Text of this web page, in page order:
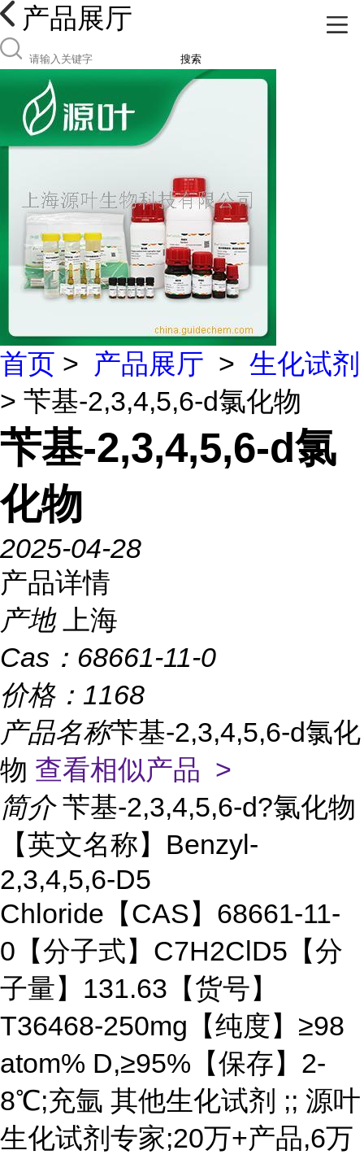
产品展厅
搜索
首页 > 产品展厅 > 生化试剂
> 苄基-2,3,4,5,6-d氯化物
苄基-2,3,4,5,6-d氯
化物
2025-04-28
产品详情
产地
上海
Cas： 68661-11-0
价格： 1168
产品名称苄基-2,3,4,5,6-d氯化
物 查看相似产品 >
简介 苄基-2,3,4,5,6-d?氯化物
【英文名称】Benzyl-
2,3,4,5,6-D5
Chloride【CAS】68661-11-
0【分子式】C7H2ClD5【分
子量】131.63【货号】
T36468-250mg【纯度】≥98
atom% D,≥95%【保存】2-
8℃;充氩 其他生化试剂 ;; 源叶
生化试剂专家;20万+产品,6万